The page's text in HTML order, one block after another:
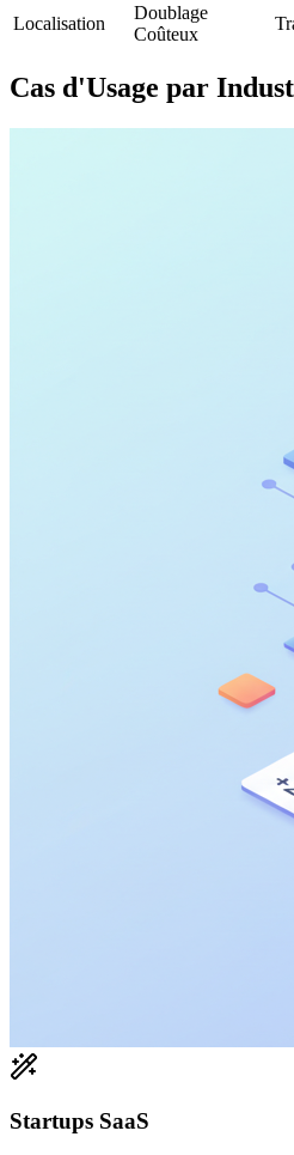
Localisation
Doublage
Coûteux
Cas d'Usage par
Startups SaaS